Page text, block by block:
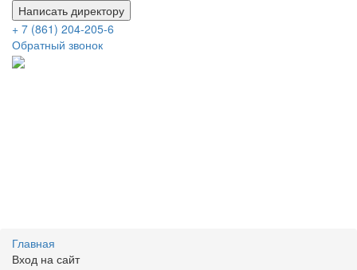
Написать директору
+ 7 (861) 204-205-6
Обратный звонок
Главная
Вход на сайт